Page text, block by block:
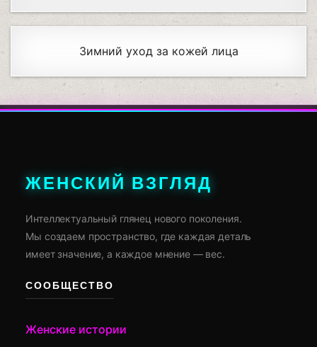
Зимний уход за кожей лица
ЖЕНСКИЙ ВЗГЛЯД
Интеллектуальный глянец нового поколения.
Мы создаем пространство, где каждая деталь
имеет значение, а каждое мнение — вес.
СООБЩЕСТВО
Женские истории